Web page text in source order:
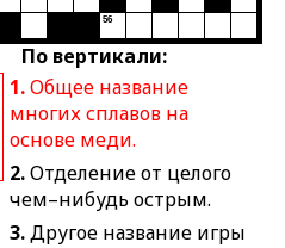
По вертикали:
1.Общее название
многих сплавов на
основе меди.
2.Отделение от целого
чем–нибудь острым.
3.Другое название игры
56